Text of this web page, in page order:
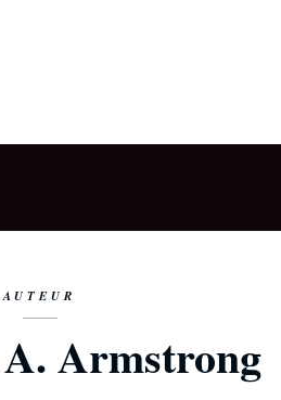
AUTEUR
Armstrong